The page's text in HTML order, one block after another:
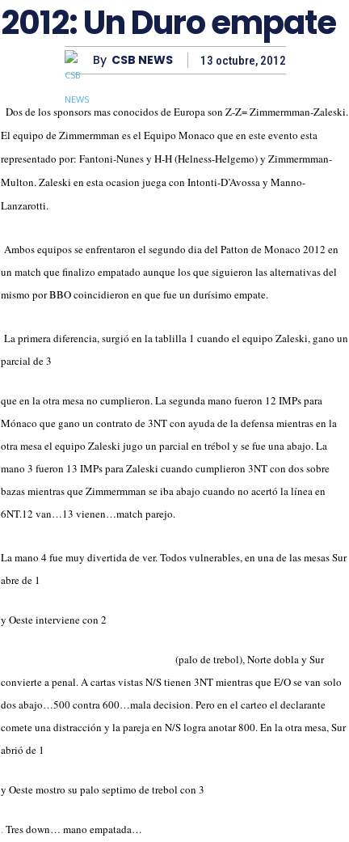
2012: Un Duro empate
By CSB NEWS 13 octubre, 2012
Dos de los sponsors mas conocidos de Europa son Z-Z= Zimmermman-Zaleski.
El equipo de Zimmermman es el Equipo Monaco que en este evento esta
representado por: Fantoni-Nunes y H-H (Helness-Helgemo) y Zimmermman-
Multon. Zaleski en esta ocasion juega con Intonti-D’Avossa y Manno-
Lanzarotti.
Ambos equipos se enfrentaron el segundo dia del Patton de Monaco 2012 en
un match que finalizo empatado aunque los que siguieron las alternativas del
mismo por BBO coincidieron en que fue un durísimo empate.
La primera diferencia, surgió en la tablilla 1 cuando el equipo Zaleski, gano un
parcial de 3
que en la otra mesa no cumplieron. La segunda mano fueron 12 IMPs para
Mónaco que gano un contrato de 3NT con ayuda de la defensa mientras en la
otra mesa el equipo Zaleski jugo un parcial en trébol y se fue una abajo. La
mano 3 fueron 13 IMPs para Zaleski cuando cumplieron 3NT con dos sobre
bazas mientras que Zimmermman se iba abajo cuando no acertó la línea en
6NT.12 van…13 vienen…match parejo.
La mano 4 fue muy divertida de ver. Todos vulnerables, en una de las mesas Sur
abre de 1
y Oeste interviene con 2
(palo de trebol), Norte dobla y Sur
convierte a penal. A cartas vistas N/S tienen 3NT mientras que E/O se van solo
dos abajo…500 contra 600…mala decision. Pero en el carteo el declarante
comete una distracción y la pareja en N/S logra anotar 800. En la otra mesa, Sur
abrió de 1
y Oeste mostro su palo septimo de trebol con 3
.Tres down… mano empatada…